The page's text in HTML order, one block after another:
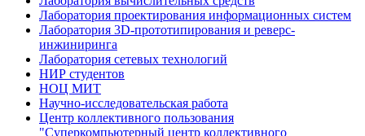
Лаборатория проектирования информационных систем
Лаборатория 3D-прототипирования и реверс-
инжиниринга
Лаборатория сетевых технологий
НИР студентов
НОЦ МИТ
Научно-исследовательская работа
Центр коллективного пользования
"Суперкомпьютерный центр коллективного